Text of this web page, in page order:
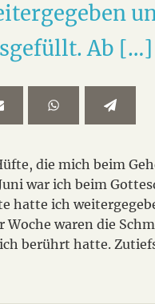
Ab […]
die mich beim
war ich beim
hatte ich
waren die
berührt hatte.